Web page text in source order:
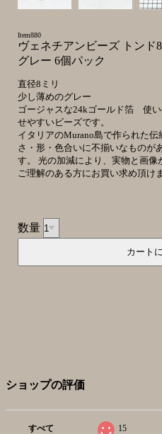
Item880
ヴェネチアンビーズ トンド
グレー 6個パック
直径8ミリ
少し薄めのグレー
ゴージャスな24kゴールド箔 使
せやすいビーズです。
イタリアのMurano島で作られた
さ・形・色合いに不揃いなものが
す。 光の加減により、実物と画像
ご理解のある方にお買い求め頂け
数量
ショップの評価
すべて 15